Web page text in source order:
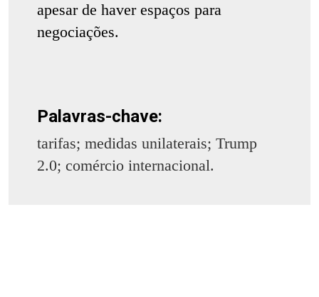
apesar de haver espaços para
negociações.
Palavras-chave:
tarifas; medidas unilaterais; Trump
2.0; comércio internacional.